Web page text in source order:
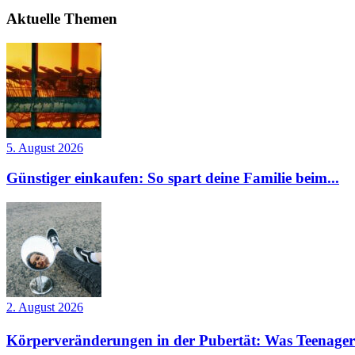
Aktuelle Themen
5. August 2026
Günstiger einkaufen: So spart deine Familie beim...
2. August 2026
Körperveränderungen in der Pubertät: Was